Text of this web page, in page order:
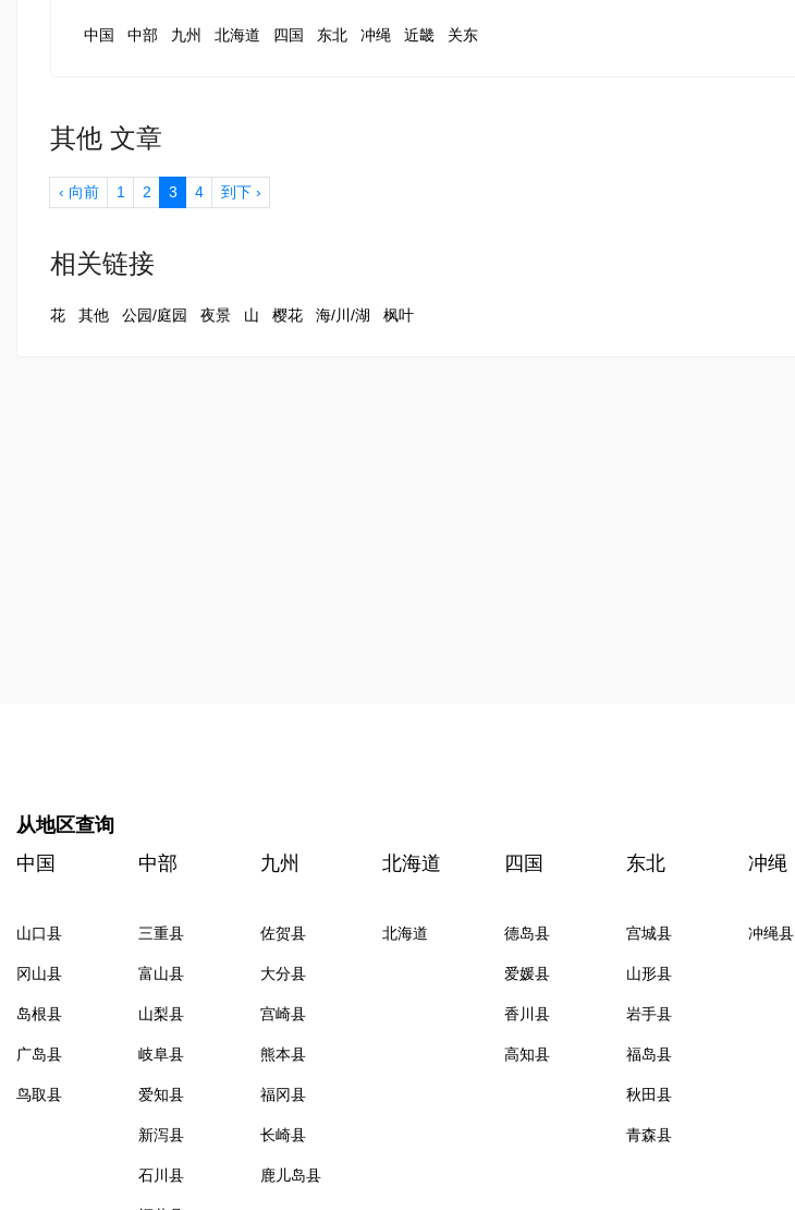
中国 中部 九州 北海道 四国 东北 冲绳 近畿 关东
其他 文章
‹ 向前 1 2 3 4 到下 ›
相关链接
花 其他 公园/庭园 夜景 山 樱花 海/川/湖 枫叶
从地区查询
中国
山口县
冈山县
岛根县
广岛县
鸟取县
中部
三重县
富山县
山梨县
岐阜县
爱知县
新泻县
石川县
九州
佐贺县
大分县
宫崎县
熊本县
福冈县
长崎县
鹿儿岛县
北海道
北海道
四国
德岛县
爱媛县
香川县
高知县
东北
宫城县
山形县
岩手县
福岛县
秋田县
青森县
冲绳
冲绳县